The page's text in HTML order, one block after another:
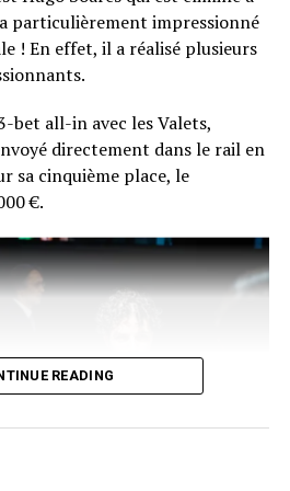
à Comanche.
fera certainement son petit
les réseaux du poker
Chotec risque de se souvenir
d’après-victoire… en peignoir !
particulièrement impressionné
! En effet, il a réalisé plusieurs
bet all-in avec les Valets,
directement dans le rail en
sa cinquième place, le
€.
READING